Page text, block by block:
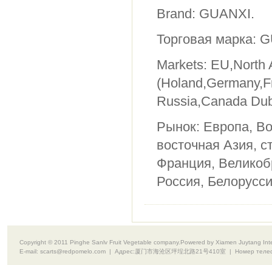
Brand: GUANXI.
Торговая марка:
Markets: EU,North
Russia,Canada
Рынок: Европа,
восточная Азия,
Франция,
Россия,
Copyright © 2011 Pinghe Sanlv Fruit Vegetable company.Powered by Xiamen Juytang
E-mail: scarts@redpomelo.com| Адрес: 厦门市海沧区坪埕北路21号410室| Номер